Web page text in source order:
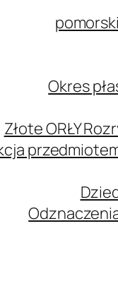
Okres
Złote ORŁY